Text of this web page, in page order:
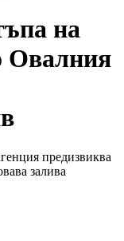
на
Овалния
предизвиква
залива